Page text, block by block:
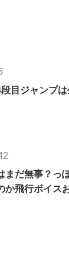
目ジャンプ
まだ無事？っ
か飛行ボイス